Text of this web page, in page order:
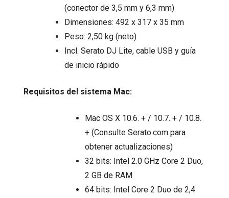
(conector de 3,5 mm y 6,3 mm)
Dimensiones: 492 x 317 x 35 mm
Peso: 2,50 kg (neto)
Incl. Serato DJ Lite, cable USB y guía
de inicio rápido
Requisitos del sistema Mac:
Mac OS X 10.6. + / 10.7. + / 10.8.
+ (Consulte Serato.com para
obtener actualizaciones)
32 bits: Intel 2.0 GHz Core 2 Duo,
2 GB de RAM
64 bits: Intel Core 2 Duo de 2,4